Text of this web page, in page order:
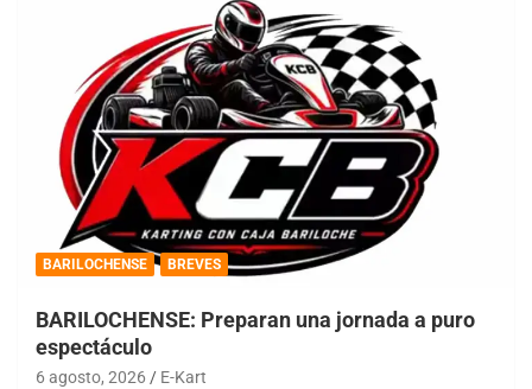
BARILOCHENSE BREVES
BARILOCHENSE: Preparan una jornada a puro
espectáculo
6 agosto, 2026 E-Kart